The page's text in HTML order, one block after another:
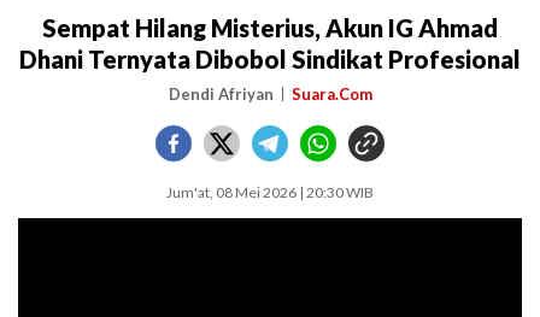
Sempat Hilang Misterius, Akun IG Ahmad
Dhani Ternyata Dibobol Sindikat Profesional
Dendi Afriyan Suara.Com
Jum'at, 08 Mei 2026 | 20:30 WIB